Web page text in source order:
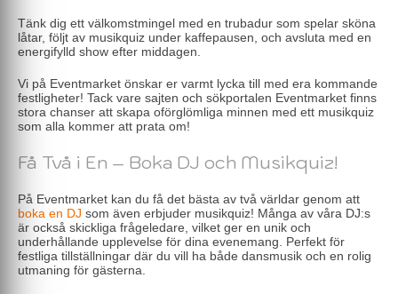
Tänk dig ett välkomstmingel med en trubadur som spelar sköna
låtar, följt av musikquiz under kaffepausen, och avsluta med en
energifylld show efter middagen.
Vi på Eventmarket önskar er varmt lycka till med era kommande
festligheter! Tack vare sajten och sökportalen Eventmarket finns
stora chanser att skapa oförglömliga minnen med ett musikquiz
som alla kommer att prata om!
Få Två i En – Boka DJ och Musikquiz!
På Eventmarket kan du få det bästa av två världar genom att
boka en DJ som även erbjuder musikquiz! Många av våra DJ:s
är också skickliga frågeledare, vilket ger en unik och
underhållande upplevelse för dina evenemang. Perfekt för
festliga tillställningar där du vill ha både dansmusik och en rolig
utmaning för gästerna.